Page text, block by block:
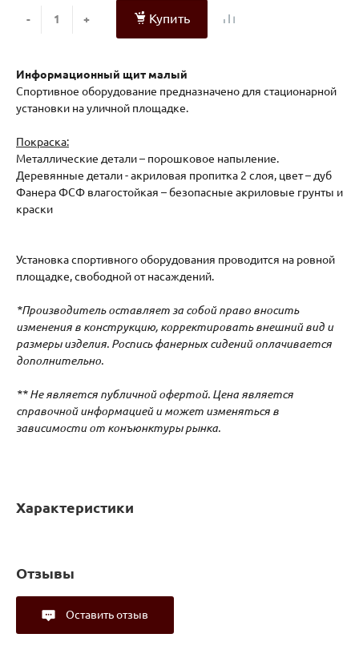
- + Купить
Информационный щит малый
Спортивное оборудование предназначено для стационарной
установки на уличной площадке.
Покраска:
Металлические детали – порошковое напыление.
Деревянные детали - акриловая пропитка 2 слоя, цвет – дуб
Фанера ФСФ влагостойкая – безопасные акриловые грунты и
краски
Установка спортивного оборудования проводится на ровной
площадке, свободной от насаждений.
*Производитель оставляет за собой право вносить
изменения в конструкцию, корректировать внешний вид и
размеры изделия. Роспись фанерных сидений оплачивается
дополнительно.
** Не является публичной офертой. Цена является
справочной информацией и может изменяться в
зависимости от конъюнктуры рынка.
Характеристики
Отзывы
Оставить отзыв